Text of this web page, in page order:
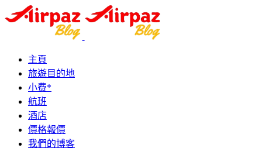
主頁
旅遊目的地
小费*
航班
酒店
價格報價
我們的博客